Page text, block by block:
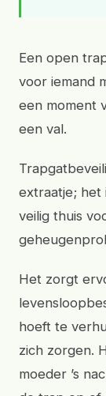
Een open
voor iemand
een moment
een val.
extraatje; het
veilig thuis
Het zorgt
hoeft te
zich zorgen.
moeder ’s